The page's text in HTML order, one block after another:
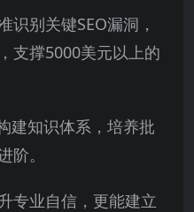
识别关键SEO漏洞，
支撑5000美元以上的
建知识体系，培养批
阶。
专业自信，更能建立